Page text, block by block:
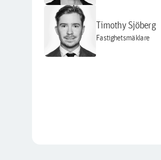
Timothy Sjöberg
Fastighetsmäklare